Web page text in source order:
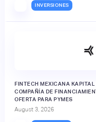
INVERSIONES
FINTECH MEXICANA KAPITAL
COMPAÑÍA DE
OFERTA PARA PYMES
August 3, 2026